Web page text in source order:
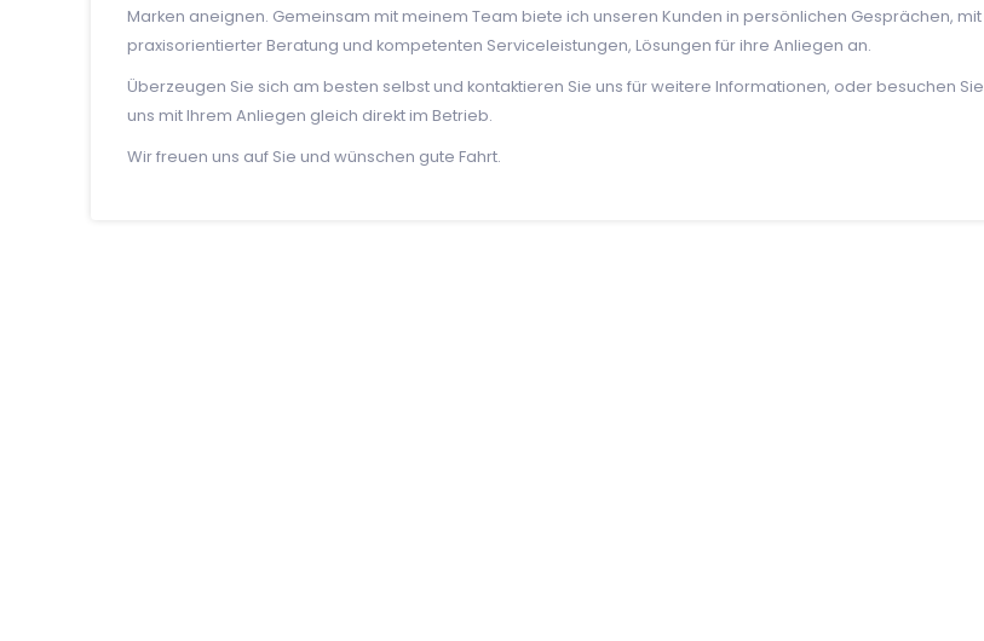
Marken aneignen. Gemeinsam mit meinem Team biete ich unseren Kunden in persönlichen Gesprächen, mit
praxisorientierter Beratung und kompetenten Serviceleistungen, Lösungen für ihre Anliegen an.
Überzeugen Sie sich am besten selbst und kontaktieren Sie uns für weitere Informationen, oder besuchen Sie
uns mit Ihrem Anliegen gleich direkt im Betrieb.
Wir freuen uns auf Sie und wünschen gute Fahrt.